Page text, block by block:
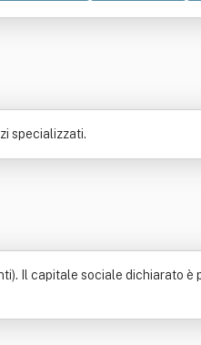
specializzati.
Il capitale sociale dichiarato è